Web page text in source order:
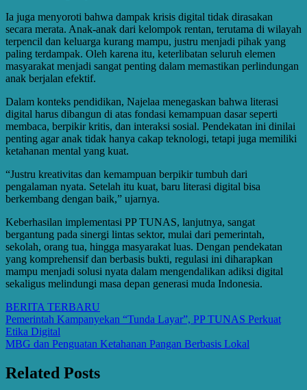
Ia juga menyoroti bahwa dampak krisis digital tidak dirasakan
secara merata. Anak-anak dari kelompok rentan, terutama di wilayah
terpencil dan keluarga kurang mampu, justru menjadi pihak yang
paling terdampak. Oleh karena itu, keterlibatan seluruh elemen
masyarakat menjadi sangat penting dalam memastikan perlindungan
anak berjalan efektif.
Dalam konteks pendidikan, Najelaa menegaskan bahwa literasi
digital harus dibangun di atas fondasi kemampuan dasar seperti
membaca, berpikir kritis, dan interaksi sosial. Pendekatan ini dinilai
penting agar anak tidak hanya cakap teknologi, tetapi juga memiliki
ketahanan mental yang kuat.
“Justru kreativitas dan kemampuan berpikir tumbuh dari
pengalaman nyata. Setelah itu kuat, baru literasi digital bisa
berkembang dengan baik,” ujarnya.
Keberhasilan implementasi PP TUNAS, lanjutnya, sangat
bergantung pada sinergi lintas sektor, mulai dari pemerintah,
sekolah, orang tua, hingga masyarakat luas. Dengan pendekatan
yang komprehensif dan berbasis bukti, regulasi ini diharapkan
mampu menjadi solusi nyata dalam mengendalikan adiksi digital
sekaligus melindungi masa depan generasi muda Indonesia.
BERITA TERBARU
Post
navigation
Pemerintah Kampanyekan “Tunda Layar”, PP TUNAS Perkuat
Etika Digital
MBG dan Penguatan Ketahanan Pangan Berbasis Lokal
Related Posts